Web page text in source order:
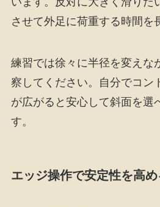
させて外足に荷重する時間を
練習では徐々に半径を変えな
察してください。自分でコン
が広がると安心して斜面を選
す。
エッジ操作で安定性を高め